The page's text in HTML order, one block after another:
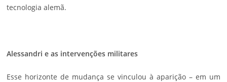
tecnologia alemã.
Alessandri e as intervenções militares
Esse horizonte de mudança se vinculou à aparição – em um